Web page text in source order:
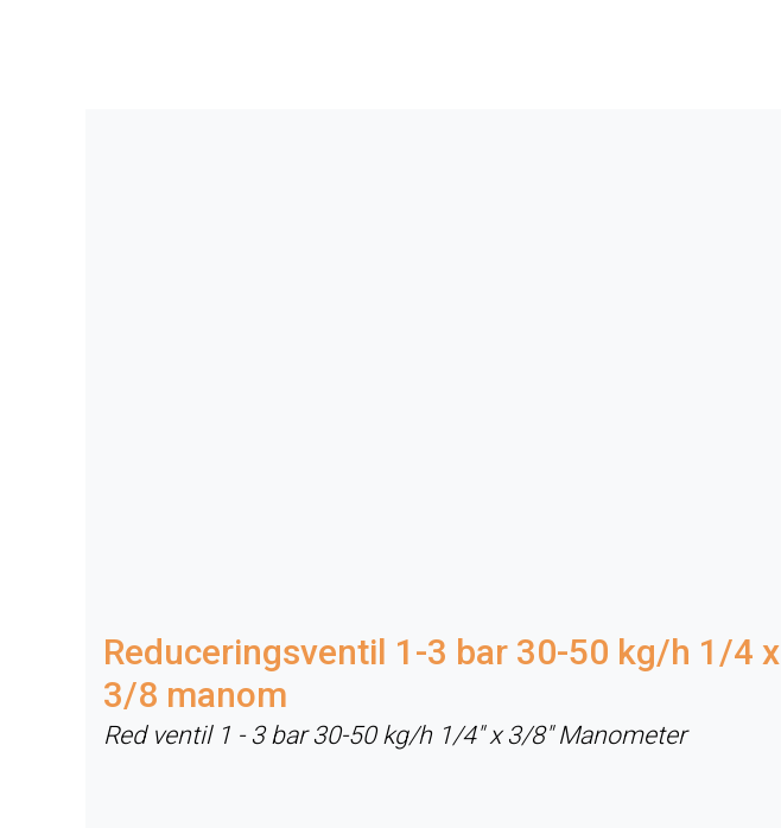
Reduceringsventil 1-3 bar 30-50 kg/h 1/4 x
3/8 manom
Red ventil 1 - 3 bar 30-50 kg/h 1/4" x 3/8" Manometer